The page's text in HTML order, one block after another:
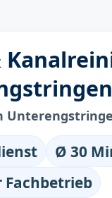
Ø 30
Fachbetrieb